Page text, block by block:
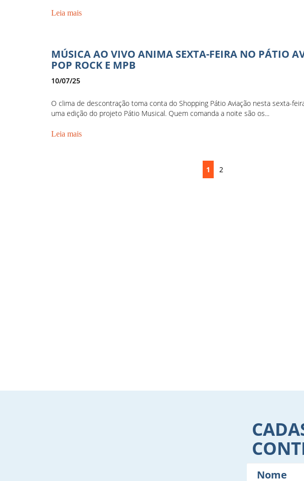
Leia mais
MÚSICA AO VIVO ANIMA SEXTA-FEIRA NO PÁTIO
POP ROCK E MPB
10/07/25
O clima de descontração toma conta do Shopping Pátio Aviação nesta sexta-
uma edição do projeto Pátio Musical. Quem comanda a noite são os...
Leia mais
1 2